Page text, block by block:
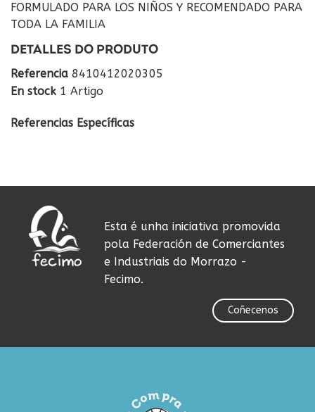
FORMULADO PARA LOS NIÑOS Y RECOMENDADO PARA
TODA LA FAMILIA
DETALLES DO PRODUTO
Referencia 8410412020305
En stock 1 Artigo
Referencias Específicas
Esta é unha iniciativa promovida
pola Federación de Comerciantes
e Industriais do Morrazo -
Fecimo.
Coñecenos